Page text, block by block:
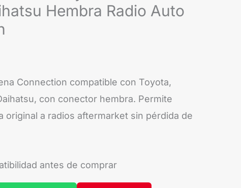
Hembra Radio Auto
Connection compatible con Toyota,
con conector hembra. Permite
original a radios aftermarket sin pérdida de
antes de comprar